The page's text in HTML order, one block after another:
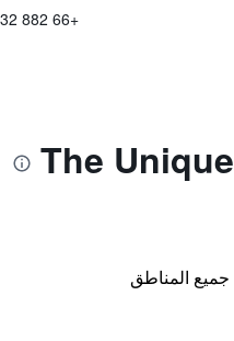
+66 882 532 964
المناطق